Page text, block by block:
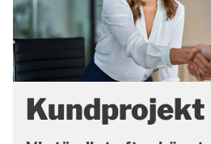
Kundprojekt